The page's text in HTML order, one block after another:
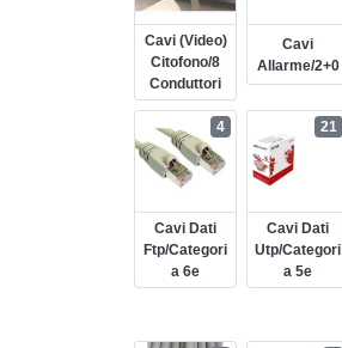
Cavi (video)
Citofono/8
Conduttori
Cavi
Allarme/2+0
Cavi Dati
Ftp/categori
A 6e
4
Cavi Dati
Utp/categori
A 5e
21